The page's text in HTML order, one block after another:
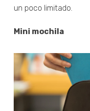
un poco limitado.
Mini mochila